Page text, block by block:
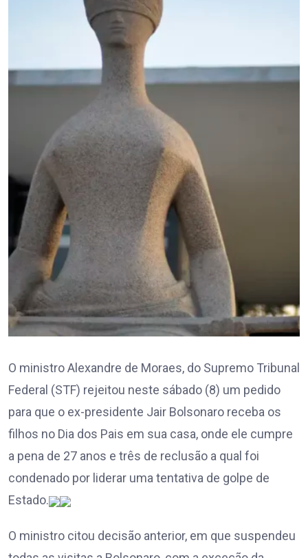
O ministro Alexandre de Moraes, do Supremo Tribunal
Federal (STF) rejeitou neste sábado (8) um pedido
para que o ex-presidente Jair Bolsonaro receba os
filhos no Dia dos Pais em sua casa, onde ele cumpre
a pena de 27 anos e três de reclusão a qual foi
condenado por liderar uma tentativa de golpe de
Estado.
O ministro citou decisão anterior, em que suspendeu